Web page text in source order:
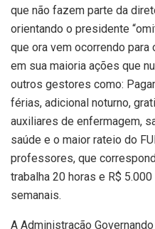
que não fazem parte da
orientando o presidente
que ora vem ocorrendo
em sua maioria ações que
outros gestores como:
férias, adicional noturno,
auxiliares de enfermagem,
saúde e o maior rateio do
professores, que
trabalha 20 horas e R$
semanais.
A Administração